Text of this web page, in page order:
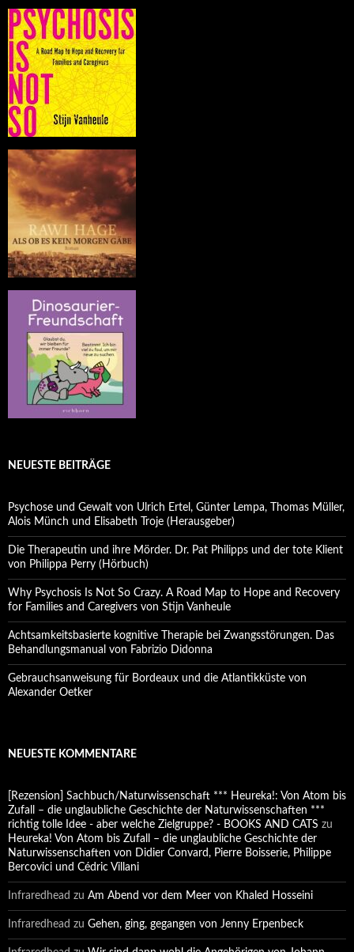
NEUESTE BEITRÄGE
Psychose und Gewalt von Ulrich Ertel, Günter Lempa, Thomas Müller,
Alois Münch und Elisabeth Troje (Herausgeber)
Die Therapeutin und ihre Mörder. Dr. Pat Philipps und der tote Klient
von Philippa Perry (Hörbuch)
Why Psychosis Is Not So Crazy. A Road Map to Hope and Recovery
for Families and Caregivers von Stijn Vanheule
Achtsamkeitsbasierte kognitive Therapie bei Zwangsstörungen. Das
Behandlungsmanual von Fabrizio Didonna
Gebrauchsanweisung für Bordeaux und die Atlantikküste von
Alexander Oetker
NEUESTE KOMMENTARE
[Rezension] Sachbuch/Naturwissenschaft *** Heureka!: Von Atom bis
Zufall – die unglaubliche Geschichte der Naturwissenschaften ***
richtig tolle Idee - aber welche Zielgruppe? - BOOKS AND CATS zu
Heureka! Von Atom bis Zufall – die unglaubliche Geschichte der
Naturwissenschaften von Didier Convard, Pierre Boisserie, Philippe
Bercovici und Cédric Villani
Infraredhead zu Am Abend vor dem Meer von Khaled Hosseini
Infraredhead zu Gehen, ging, gegangen von Jenny Erpenbeck